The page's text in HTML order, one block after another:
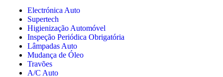
Electrónica Auto
Supertech
Higienização Automóvel
Inspeção Periódica Obrigatória
Lâmpadas Auto
Mudança de Óleo
Travões
A/C Auto